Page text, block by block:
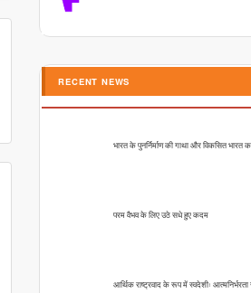
RECENT NEWS
भारत के पुनर्निर्माण की गाथा और विकसित भारत
परम वैभव के लिए उठे सधे हुए कदम
आर्थिक राष्ट्रवाद के रूप में स्वदेशीः